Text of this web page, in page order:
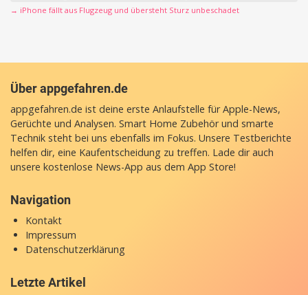
→ iPhone fällt aus Flugzeug und übersteht Sturz unbeschadet
Über appgefahren.de
appgefahren.de ist deine erste Anlaufstelle für Apple-News,
Gerüchte und Analysen. Smart Home Zubehör und smarte
Technik steht bei uns ebenfalls im Fokus. Unsere Testberichte
helfen dir, eine Kaufentscheidung zu treffen. Lade dir auch
unsere kostenlose News-App aus dem App Store!
Navigation
Kontakt
Impressum
Datenschutzerklärung
Letzte Artikel